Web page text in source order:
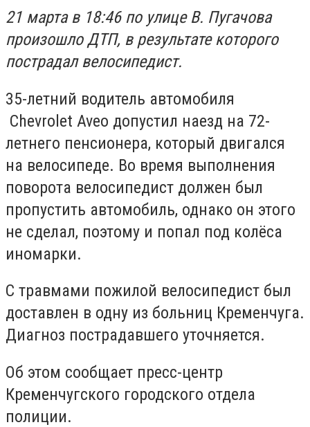
21 марта в 18:46 по улице В. Пугачова
произошло ДТП, в результате которого
пострадал велосипедист.
35-летний водитель автомобиля
Chevrolet Aveo допустил наезд на 72-
летнего пенсионера, который двигался
на велосипеде. Во время выполнения
поворота велосипедист должен был
пропустить автомобиль, однако он этого
не сделал, поэтому и попал под колёса
иномарки.
С травмами пожилой велосипедист был
доставлен в одну из больниц Кременчуга.
Диагноз пострадавшего уточняется.
Об этом сообщает пресс-центр
Кременчугского городского отдела
полиции.